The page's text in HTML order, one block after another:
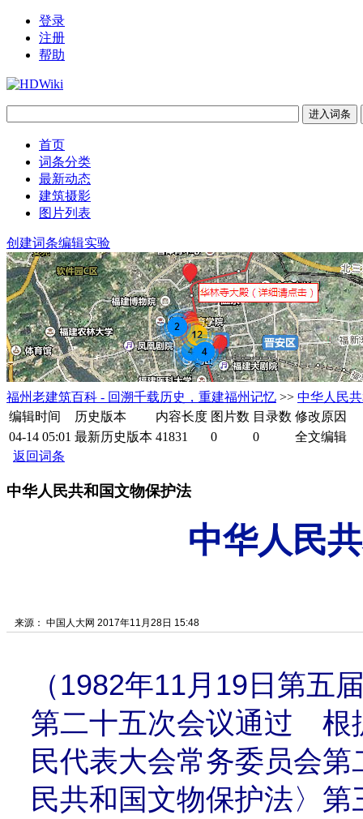
登录
注册
帮助
首页
词条分类
最新动态
建筑摄影
图片列表
创建词条编辑实验
福州老建筑百科 - 回溯千载历史，重建福州记忆 >> 中华人民
编辑时间
历史版本 内容长度 图片数 目录数 修改原因
04-14 05:01 最新历史版本 41831 0 0
全文编辑
返回词条
中华人民共和国文物保护法
中华人民
来源： 中国人大网 2017年11月28日 15:48
（1982年11月19日第五
第二十五次会议通过 根
民代表大会常务委员会
民共和国文物保护法〉